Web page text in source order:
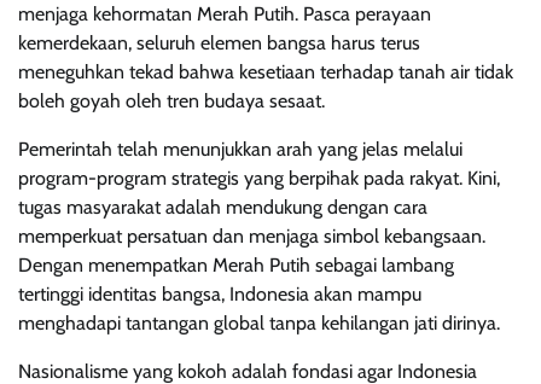
menjaga kehormatan Merah Putih. Pasca perayaan
kemerdekaan, seluruh elemen bangsa harus terus
meneguhkan tekad bahwa kesetiaan terhadap tanah air tidak
boleh goyah oleh tren budaya sesaat.
Pemerintah telah menunjukkan arah yang jelas melalui
program-program strategis yang berpihak pada rakyat. Kini,
tugas masyarakat adalah mendukung dengan cara
memperkuat persatuan dan menjaga simbol kebangsaan.
Dengan menempatkan Merah Putih sebagai lambang
tertinggi identitas bangsa, Indonesia akan mampu
menghadapi tantangan global tanpa kehilangan jati dirinya.
Nasionalisme yang kokoh adalah fondasi agar Indonesia